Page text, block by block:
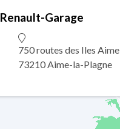
Renault-Garage
750 routes des Iles Aime
73210 Aime-la-Plagne